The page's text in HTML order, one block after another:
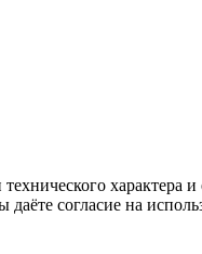
характера
согласие на